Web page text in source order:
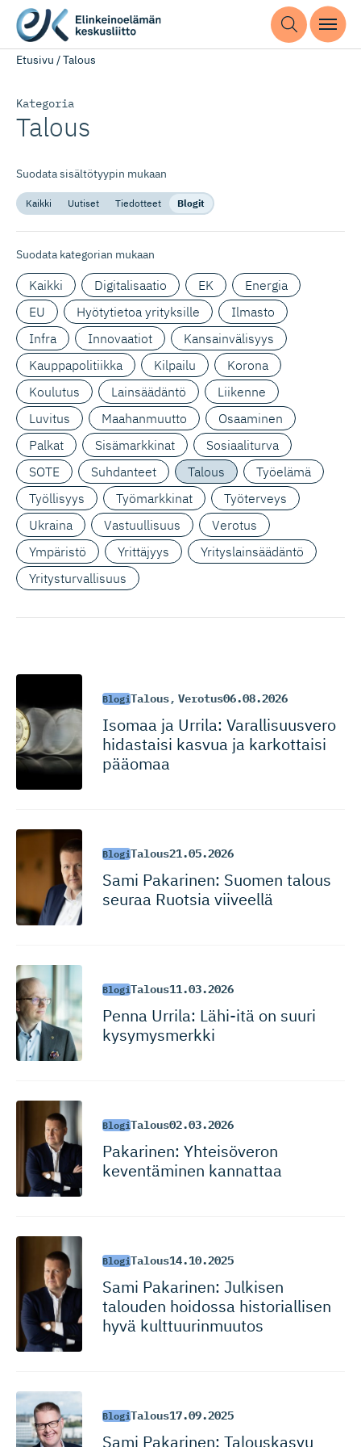
Etusivu /Talous
Kategoria
Talous
Suodata sisältötyypin mukaan
Kaikki Uutiset Tiedotteet Blogit
Suodata kategorian mukaan
Kaikki Digitalisaatio EK
Energia
EU
Hyötytietoa yrityksille
Ilmasto
Infra
Innovaatiot
Kansainvälisyys
Kauppapolitiikka
Kilpailu
Korona
Koulutus
Lainsäädäntö
Liikenne
Luvitus
Maahanmuutto
Osaaminen
Palkat
Sisämarkkinat
Sosiaaliturva
SOTE
Suhdanteet Talous
Työelämä
Työllisyys
Työmarkkinat
Työterveys
Ukraina
Vastuullisuus
Verotus
Ympäristö
Yrittäjyys
Yrityslainsäädäntö
Yritysturvallisuus
BlogiTalous, Verotus06.08.2026
Isomaa ja Urrila: Varallisuusvero
hidastaisi kasvua ja karkottaisi
pääomaa
BlogiTalous21.05.2026
Sami Pakarinen: Suomen talous
seuraa Ruotsia viiveellä
BlogiTalous11.03.2026
Penna Urrila: Lähi-itä on suuri
kysymysmerkki
BlogiTalous02.03.2026
Pakarinen: Yhteisöveron
keventäminen kannattaa
BlogiTalous14.10.2025
Sami Pakarinen: Julkisen
talouden hoidossa historiallisen
hyvä kulttuurinmuutos
BlogiTalous17.09.2025
Sami Pakarinen: Talouskasvu